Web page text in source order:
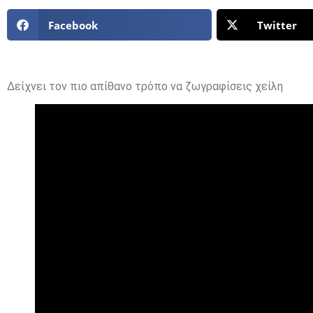
Facebook Twitter
Δείχνει τον πιο απίθανο τρόπο να ζωγραφίσεις χείλη